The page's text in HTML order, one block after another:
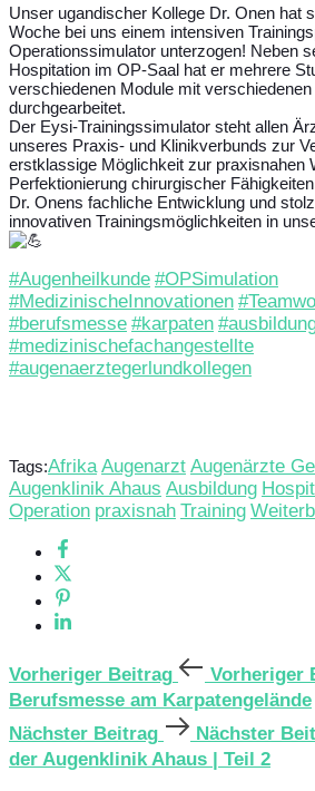
Unser ugandischer Kollege Dr. Onen hat
Woche bei uns einem intensiven
Operationssimulator unterzogen! Neben
Hospitation im OP-Saal hat er mehrere
verschiedenen Module mit
durchgearbeitet.
Der Eysi-Trainingssimulator steht allen
unseres Praxis- und Klinikverbunds zur
erstklassige Möglichkeit zur praxisnahen
Perfektionierung chirurgischer
Dr. Onens fachliche Entwicklung und
innovativen Trainingsmöglichkeiten in
#Augenheilkunde #OPSimulation
#MedizinischeInnovationen
#berufsmesse #karpaten
#medizinischefachangestellte
#augenaerztegerlundkollegen
Tags:Afrika Augenarzt Augenärzte
Augenklinik Ahaus Ausbildung
Operation praxisnah Training
Vorheriger Beitrag
Vorheriger
Berufsmesse am Karpatengelände
Nächster Beitrag
Nächster
der Augenklinik Ahaus | Teil 2